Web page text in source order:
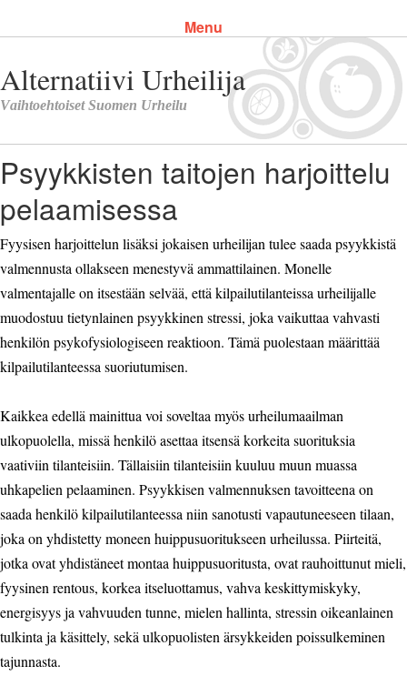
Menu
Psyykkisten taitojen harjoittelu
pelaamisessa
Fyysisen harjoittelun lisäksi jokaisen urheilijan tulee saada psyykkistä
valmennusta ollakseen menestyvä ammattilainen. Monelle
valmentajalle on itsestään selvää, että kilpailutilanteissa urheilijalle
muodostuu tietynlainen psyykkinen stressi, joka vaikuttaa vahvasti
henkilön psykofysiologiseen reaktioon. Tämä puolestaan määrittää
kilpailutilanteessa suoriutumisen.
Kaikkea edellä mainittua voi soveltaa myös urheilumaailman
ulkopuolella, missä henkilö asettaa itsensä korkeita suorituksia
vaativiin tilanteisiin. Tällaisiin tilanteisiin kuuluu muun muassa
uhkapelien pelaaminen. Psyykkisen valmennuksen tavoitteena on
saada henkilö kilpailutilanteessa niin sanotusti vapautuneeseen tilaan,
joka on yhdistetty moneen huippusuoritukseen urheilussa. Piirteitä,
jotka ovat yhdistäneet montaa huippusuoritusta, ovat rauhoittunut mieli,
fyysinen rentous, korkea itseluottamus, vahva keskittymiskyky,
energisyys ja vahvuuden tunne, mielen hallinta, stressin oikeanlainen
tulkinta ja käsittely, sekä ulkopuolisten ärsykkeiden poissulkeminen
tajunnasta.